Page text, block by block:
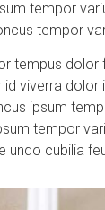
tempor
tempor
tempus dolor
viverra dolor
ipsum
tempor
undo cubilia